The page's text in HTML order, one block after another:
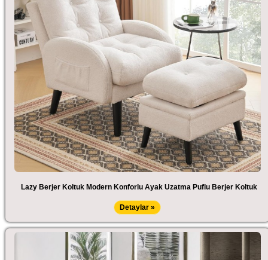
Lazy Berjer Koltuk Modern Konforlu Ayak Uzatma Puflu Berjer Koltuk
Detaylar »